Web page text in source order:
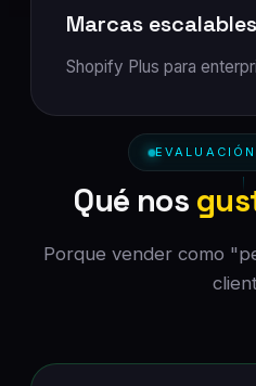
Marcas escalables
Shopify Plus para
Qué nos
Porque vender como